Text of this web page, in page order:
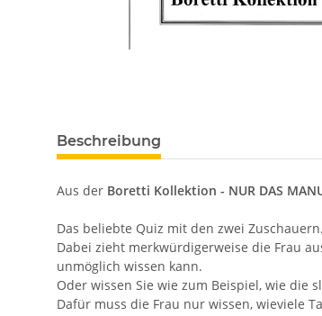
Beschreibung
Aus der Boretti Kollektion - NUR DAS
Das beliebte Quiz mit den zwei
Dabei zieht merkwürdigerweise die Frau
unmöglich wissen kann.
Oder wissen Sie wie zum Beispiel, wie die
Dafür muss die Frau nur wissen, wieviele